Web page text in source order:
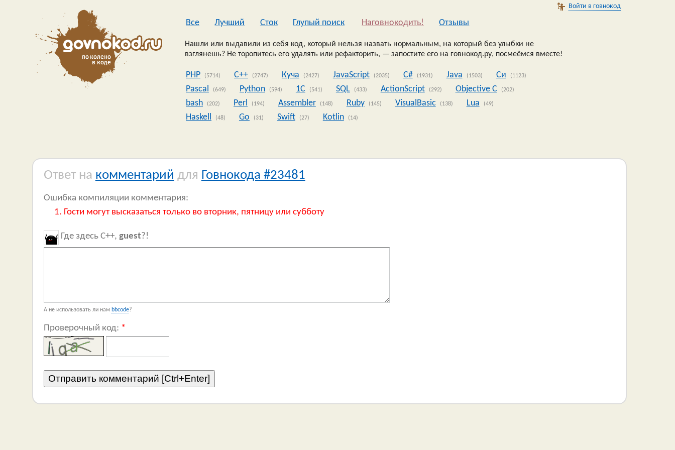
Войти в говнокод
Все Лучший Сток Глупый поиск Наговнокодить! Oтзывы
Нашли или выдавили из себя код, который нельзя назвать нормальным, на который без улыбки не
взглянешь? Не торопитесь его удалять или рефакторить, — запостите его на говнокод.ру, посмеёмся вместе!
PHP (5714) C++ (2747) Куча (2427) JavaScript (2035) C# (1931) Java (1503) Си (1123)
Pascal (649) Python (594) 1C (541) SQL (433) ActionScript (292) Objective C (202)
bash (202) Perl (194) Assembler (148) Ruby (145) VisualBasic (138) Lua (49)
Haskell (48) Go (31) Swift (27) Kotlin (14)
Ответ на комментарий для Говнокода #23481
Ошибка компиляции комментария:
Гости могут высказаться только во вторник, пятницу или субботу
Где здесь C++, guest?!
А не использовать ли нам bbcode?
Проверочный код: *